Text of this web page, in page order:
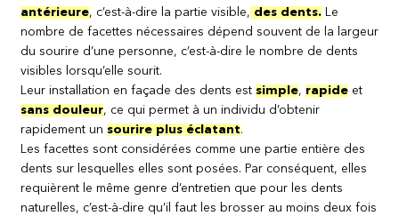
antérieure, c’est-à-dire la partie visible, des dents. Le
nombre de facettes nécessaires dépend souvent de la largeur
du sourire d’une personne, c’est-à-dire le nombre de dents
visibles lorsqu’elle sourit.
Leur installation en façade des dents estsimple, rapide et
sans douleur, ce qui permet à un individu d’obtenir
rapidement unsourire plus éclatant.
Les facettes sont considérées comme une partie entière des
dents sur lesquelles elles sont posées. Par conséquent, elles
requièrent le même genre d’entretien que pour les dents
naturelles, c’est-à-dire qu’il faut les brosser au moins deux fois